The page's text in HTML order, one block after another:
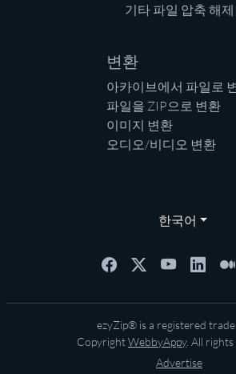
기타 파일 압축 해제
변환
아카이브에서 파일로
파일을 ZIP으로 변환
이미지 변환
오디오/비디오 변환
한국어
ezyZip® is a registered
CopyrightWebbyAppy. All rights
Advertise